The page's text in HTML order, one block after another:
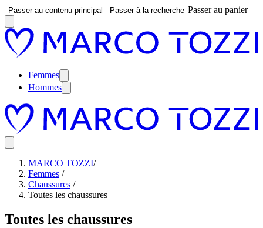
Passer au contenu principal Passer à la recherche Passer au panier
Femmes
Hommes
MARCO TOZZI/
Femmes /
Chaussures /
Toutes les chaussures
Toutes les chaussures